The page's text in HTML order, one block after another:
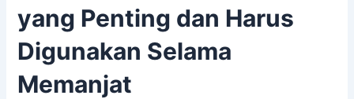
yang Penting dan Harus
Digunakan Selama
Memanjat